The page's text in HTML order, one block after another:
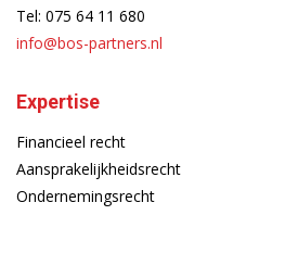
Tel: 075 64 11 680
info@bos-partners.nl
Expertise
Financieel recht
Aansprakelijkheidsrecht
Ondernemingsrecht